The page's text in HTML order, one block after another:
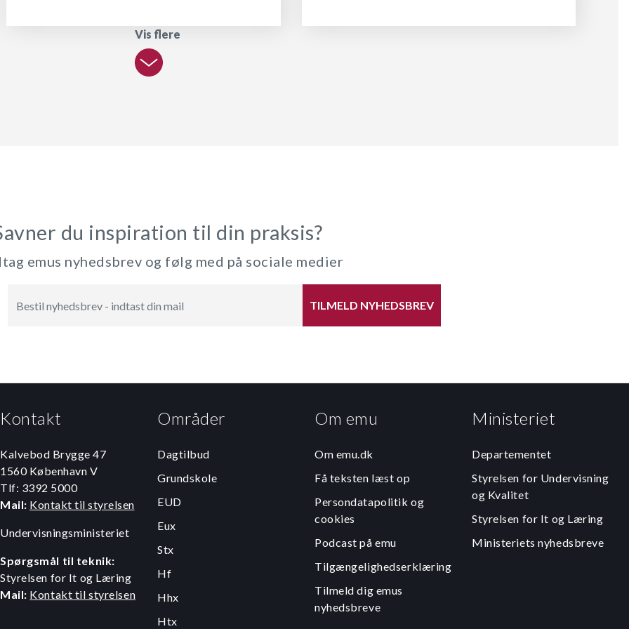
Vis flere
du inspiration til din praksis?
emus nyhedsbrev og følg med på sociale medier
TILMELD NYHEDSBREV
Kontakt
Kalvebod Brygge 47
1560 København V
Tlf: 3392 5000
Mail: Kontakt til styrelsen
Undervisningsministeriet
Spørgsmål til teknik:
Styrelsen for It og Læring
Mail: Kontakt til styrelsen
Områder
Dagtilbud
Grundskole
EUD
Eux
Stx
Hf
Hhx
Htx
Om emu
Om emu.dk
Få teksten læst op
Persondatapolitik og
cookies
Podcast på emu
Tilgængelighedserklæring
Tilmeld dig emus
nyhedsbreve
Ministeriet
Departementet
Styrelsen for Undervisning
og Kvalitet
Styrelsen for It og Læring
Ministeriets nyhedsbreve